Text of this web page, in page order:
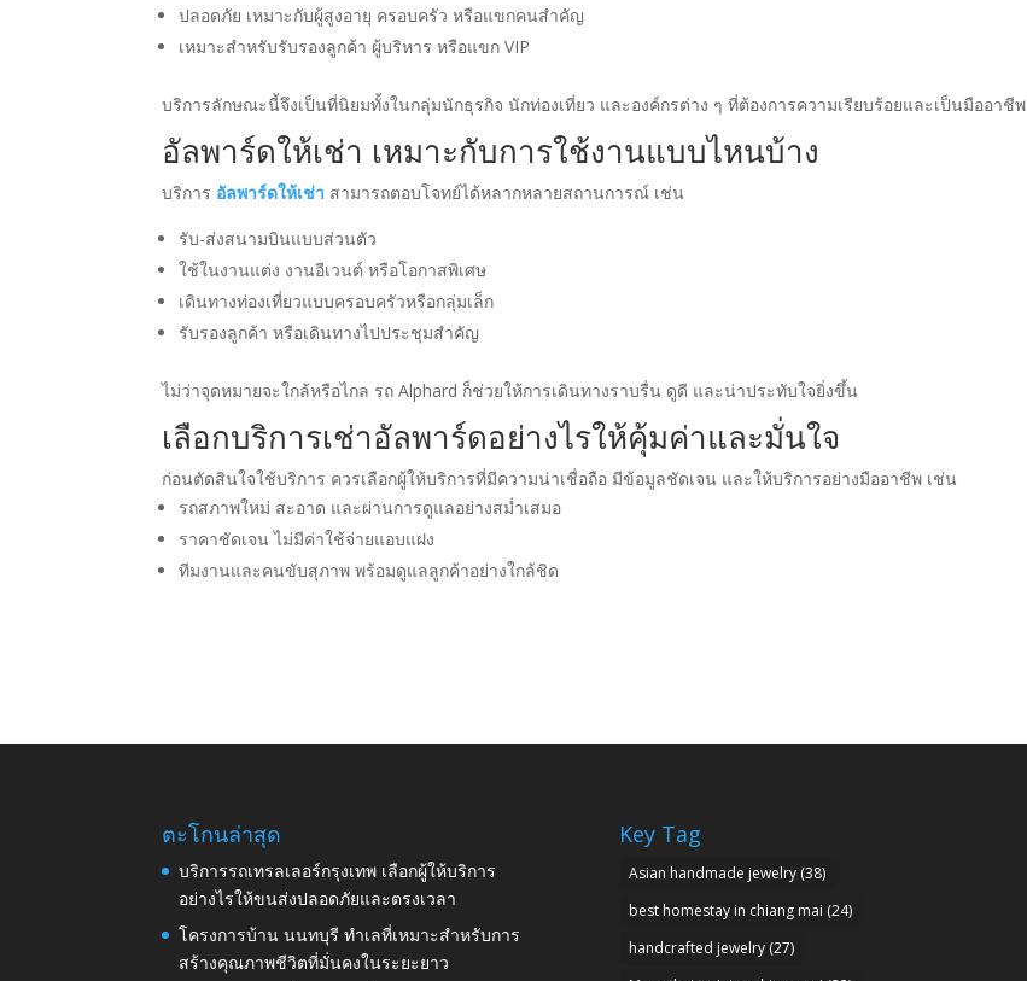
ปลอดภัย เหมาะกับผู้สูงอายุ ครอบครัว หรือแขกคนสำคัญ
เหมาะสำหรับรับรองลูกค้า ผู้บริหาร หรือแขก VIP
บริการลักษณะนี้จึงเป็นที่นิยมทั้งในกลุ่มนักธุรกิจ นักท่องเที่ยว และองค์กรต่าง ๆ ที่ต้องการความเรียบร้อยและเป็นมืออาชีพ
อัลพาร์ดให้เช่า เหมาะกับการใช้งานแบบไหนบ้าง
บริการ อัลพาร์ดให้เช่า สามารถตอบโจทย์ได้หลากหลายสถานการณ์ เช่น
รับ-ส่งสนามบินแบบส่วนตัว
ใช้ในงานแต่ง งานอีเวนต์ หรือโอกาสพิเศษ
เดินทางท่องเที่ยวแบบครอบครัวหรือกลุ่มเล็ก
รับรองลูกค้า หรือเดินทางไปประชุมสำคัญ
ไม่ว่าจุดหมายจะใกล้หรือไกล รถ Alphard ก็ช่วยให้การเดินทางราบรื่น ดูดี และน่าประทับใจยิ่งขึ้น
เลือกบริการเช่าอัลพาร์ดอย่างไรให้คุ้มค่าและมั่นใจ
ก่อนตัดสินใจใช้บริการ ควรเลือกผู้ให้บริการที่มีความน่าเชื่อถือ มีข้อมูลชัดเจน และให้บริการอย่างมืออาชีพ เช่น
รถสภาพใหม่ สะอาด และผ่านการดูแลอย่างสม่ำเสมอ
ราคาชัดเจน ไม่มีค่าใช้จ่ายแอบแฝง
ทีมงานและคนขับสุภาพ พร้อมดูแลลูกค้าอย่างใกล้ชิด
ตะโกนล่าสุด
บริการรถเทรลเลอร์กรุงเทพ เลือกผู้ให้บริการ
อย่างไรให้ขนส่งปลอดภัยและตรงเวลา
โครงการบ้าน นนทบุรี ทำเลที่เหมาะสำหรับการ
สร้างคุณภาพชีวิตที่มั่นคงในระยะยาว
Key Tag
Asian handmade jewelry(38)
best homestay in chiang mai (24)
handcrafted jewelry(27)